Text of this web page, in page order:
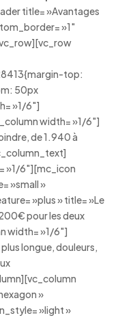
title= »Avantages
»1″
top:
50px
»1/6″]
width= »1/6″]
de 1.940 à
»1/6″][mc_icon
»small »
»plus » title= »Le
pour les deux
width= »1/6″]
longue, douleurs,
»
»light »